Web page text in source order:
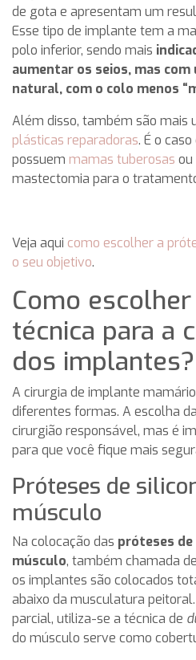
de gota e apresentam um
Esse tipo de implante tem a
polo inferior, sendo mais
aumentar os seios, mas
natural, com o colo menos
Além disso, também são mais
plásticas reparadoras. É o
possuem mamas tuberosas
mastectomia para o
Veja aqui como escolher a
o seu objetivo.
Como
técnica para a
dos implantes?
A cirurgia de implante
diferentes formas. A escolha
cirurgião responsável, mas é
para que você fique mais
Próteses de
músculo
Na colocação das próteses de
músculo, também chamada de
os implantes são colocados
abaixo da musculatura
parcial, utiliza-se a técnica de
do músculo serve como